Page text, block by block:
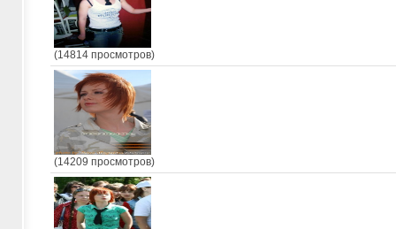
(14814 просмотров)
(14209 просмотров)